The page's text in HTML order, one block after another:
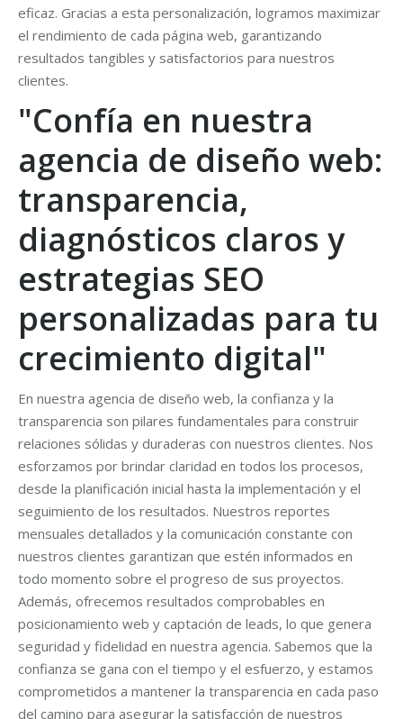
eficaz. Gracias a esta personalización, logramos maximizar
el rendimiento de cada página web, garantizando
resultados tangibles y satisfactorios para nuestros
clientes.
"Confía en nuestra
agencia de diseño web:
transparencia,
diagnósticos claros y
estrategias SEO
personalizadas para tu
crecimiento digital"
En nuestra agencia de diseño web, la confianza y la
transparencia son pilares fundamentales para construir
relaciones sólidas y duraderas con nuestros clientes. Nos
esforzamos por brindar claridad en todos los procesos,
desde la planificación inicial hasta la implementación y el
seguimiento de los resultados. Nuestros reportes
mensuales detallados y la comunicación constante con
nuestros clientes garantizan que estén informados en
todo momento sobre el progreso de sus proyectos.
Además, ofrecemos resultados comprobables en
posicionamiento web y captación de leads, lo que genera
seguridad y fidelidad en nuestra agencia. Sabemos que la
confianza se gana con el tiempo y el esfuerzo, y estamos
comprometidos a mantener la transparencia en cada paso
del camino para asegurar la satisfacción de nuestros